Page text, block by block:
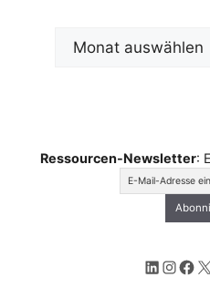
Archiv
Ressourcen-Newsletter:
LinkedIn
X